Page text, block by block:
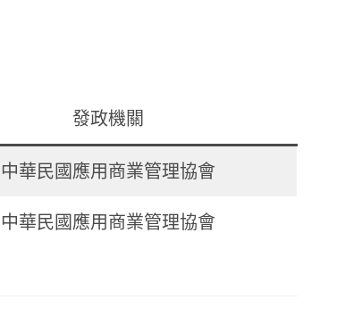
發政機關
中華民國應用商業管理協會
中華民國應用商業管理協會